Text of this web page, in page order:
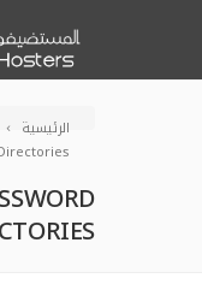
الرئيسية